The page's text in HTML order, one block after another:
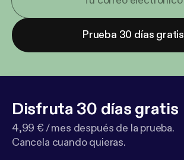
Prueba 30 días gratis
Disfruta 30 días gratis
4,99 € / mes después de la prueba.
Cancela cuando quieras.